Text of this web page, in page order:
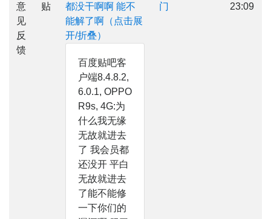
意
见
反
馈
贴
都没干啊啊 能不
能解了啊（点击展
开/折叠）
百度贴吧客
户端8.4.8.2,
6.0.1, OPPO
R9s, 4G:为
什么我无缘
无故就进去
了 我会员都
还没开 平白
无故就进去
了能不能修
一下你们的
门
23:09